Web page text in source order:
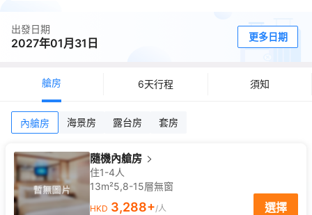
出發日期
2027年01月31日 更多日期
艙房 6天行程 須知
內艙房 海景房 露台房 套房
隨機內艙房
住1-4人
13m²5,8-15層無窗
HKD 3,288+/人 選擇